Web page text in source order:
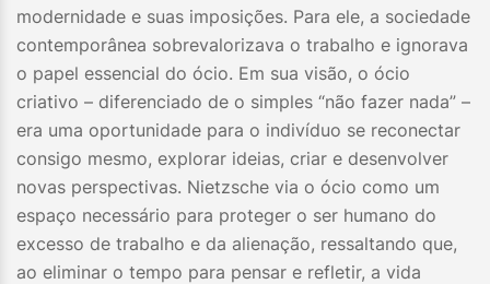
modernidade e suas imposições. Para ele, a sociedade
contemporânea sobrevalorizava o trabalho e ignorava
o papel essencial do ócio. Em sua visão, o ócio
criativo – diferenciado de o simples “não fazer nada” –
era uma oportunidade para o indivíduo se reconectar
consigo mesmo, explorar ideias, criar e desenvolver
novas perspectivas. Nietzsche via o ócio como um
espaço necessário para proteger o ser humano do
excesso de trabalho e da alienação, ressaltando que,
ao eliminar o tempo para pensar e refletir, a vida